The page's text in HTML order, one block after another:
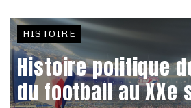
HISTOIRE
Histoire politique
du football au XXe